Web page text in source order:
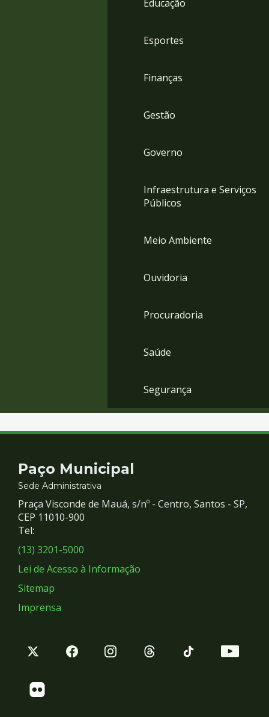
Educação
Esportes
Finanças
Gestão
Governo
Infraestrutura e Serviços
Públicos
Meio Ambiente
Ouvidoria
Procuradoria
Saúde
Segurança
Contato
e
Redes
Sociais
Paço Municipal
Sede Administrativa
Praça Visconde de Mauá, s/nº - Centro, Santos - SP,
CEP 11010-900
Tel:
(13) 3201-5000
Lei de Acesso à Informação
Sitemap
Imprensa